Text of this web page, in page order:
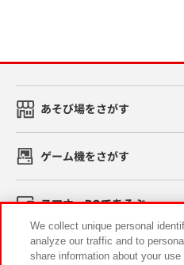
あそび場をさがす
ゲーム機をさがす
スマホ・PCであそぶ
イベント・キャンペーン
We collect unique personal
analyze our traffic and to
share information about your